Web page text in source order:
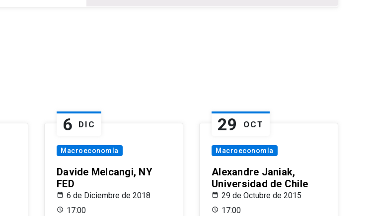
6 DIC
Macroeconomía
Davide Melcangi, NY
FED
6 de Diciembre de 2018
17:00
29 OCT
Macroeconomía
Alexandre Janiak,
Universidad de Chile
29 de Octubre de 2015
17:00